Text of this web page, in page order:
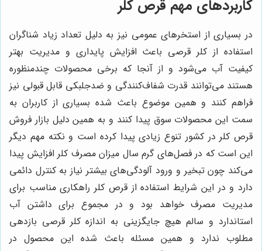
کاربردهای مهم قرص کلر
در بسیاری از استخرهای عمومی نیز به دلیل تعداد زیاد شناگران
استفاده از کلر قرصی باعث افزایش پایداری و مدیریت بهتر
کیفیت آب می‌شود و از آنجا که برخی محصولات چندمنظوره
هستند می‌توانند قدرت شفاف‌کنندگی و ضدجلبکی قابل قبولی نیز
فراهم کنند و همین موضوع باعث شده بسیاری از کاربران به
سمت این محصولات سوق پیدا کنند و به همین دلیل بازار فروش
قرص کلر در کشور تنوع زیادی پیدا کرده است و نکته مهم دیگر
این است که در فصل‌های گرم سال میزان مصرف کلر افزایش پیدا
می‌کند چون تبخیر و ورود آلودگی‌های بیشتر نیاز به کنترل دائمی
دارد و در این شرایط استفاده از قرص کلر راهکاری مناسب برای
مدیریت مصرف خواهد بود و در مجموع برای داشتن آب
استاندارد و سالم هیچ جایگزینی به اندازه کلر قرصی بازدهی
مطلوب ندارد و همین مسئله باعث شده این محصول در